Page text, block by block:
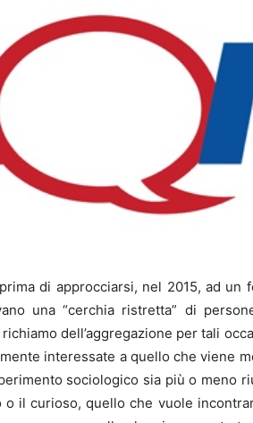
di approcciarsi, nel 2015, ad
una “cerchia ristretta” di
dell’aggregazione per tali
interessate a quello che viene
sociologico sia più o meno
o il curioso, quello che vuole